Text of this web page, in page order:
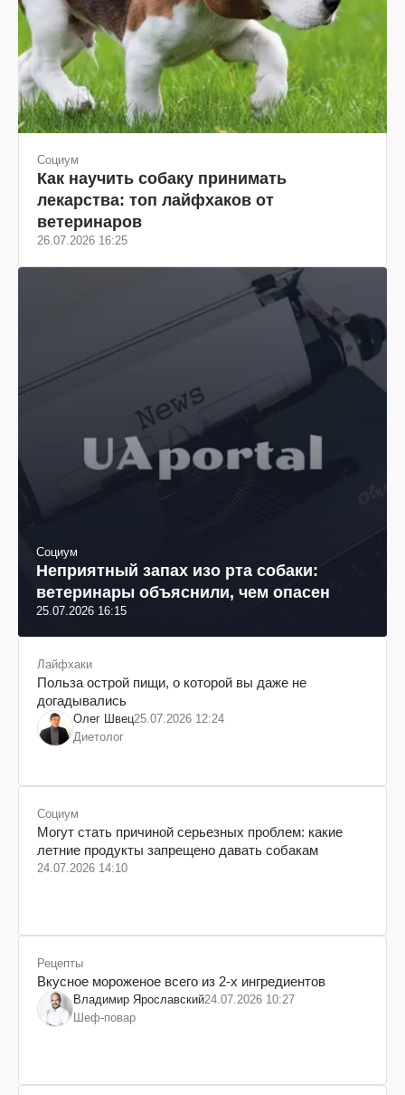
Социум
Как научить собаку принимать
лекарства: топ лайфхаков от
ветеринаров
26.07.2026 16:25
Социум
Неприятный запах изо рта собаки:
ветеринары объяснили, чем опасен
25.07.2026 16:15
Лайфхаки
Польза острой пищи, о которой вы даже не
догадывались
Олег Швец25.07.2026 12:24
Диетолог
Социум
Могут стать причиной серьезных проблем: какие
летние продукты запрещено давать собакам
24.07.2026 14:10
Рецепты
Вкусное мороженое всего из 2-х ингредиентов
Владимир Ярославский24.07.2026 10:27
Шеф-повар